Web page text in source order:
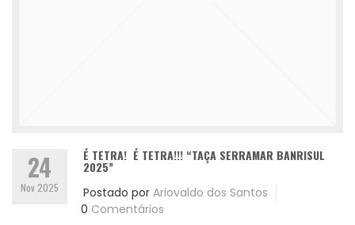
24
Nov 2025
É TETRA! É TETRA!!! “TAÇA SERRAMAR BANRISUL
2025”
Postado por Ariovaldo dos Santos
0 Comentários